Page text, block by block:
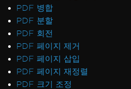
PDF 병합
PDF 분할
PDF 회전
PDF 페이지 제거
PDF 페이지 삽입
PDF 페이지 재정렬
PDF 크기 조정